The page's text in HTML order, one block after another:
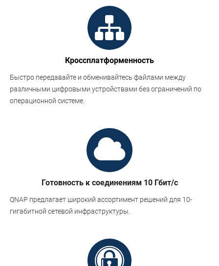
Кроссплатформенность
Быстро передавайте и обменивайтесь файлами между
различными цифровыми устройствами без ограничений по
операционной системе.
Готовность к соединениям 10 Гбит/c
QNAP предлагает широкий ассортимент решений для 10-
гигабитной сетевой инфраструктуры.